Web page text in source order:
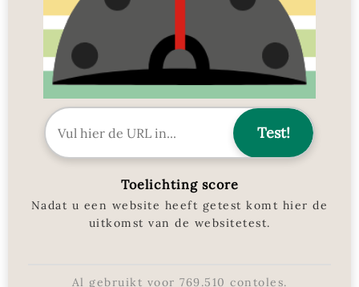
Toelichting score
Nadat u een website heeft getest komt hier de
uitkomst van de websitetest.
Al gebruikt voor 769.510 contoles.